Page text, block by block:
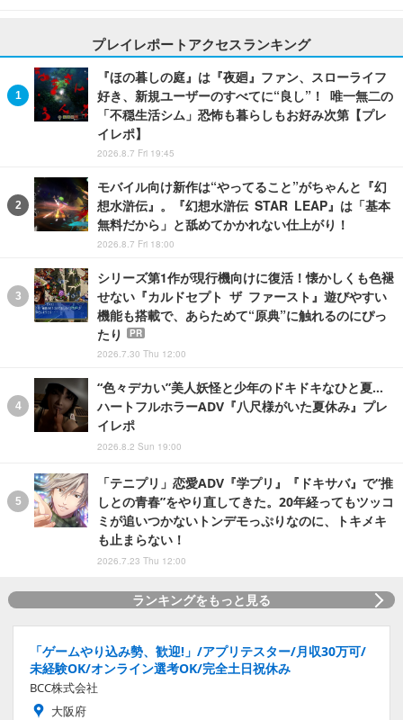
プレイレポートアクセスランキング
『ほの暮しの庭』は『夜廻』ファン、スローライフ
好き、新規ユーザーのすべてに“良し”！ 唯一無二の
「不穏生活シム」恐怖も暮らしもお好み次第【プレ
イレポ】
2026.8.7 Fri 19:45
モバイル向け新作は“やってること”がちゃんと『幻
想水滸伝』。『幻想水滸伝 STAR LEAP』は「基本
無料だから」と舐めてかかれない仕上がり！
2026.8.7 Fri 18:00
シリーズ第1作が現行機向けに復活！懐かしくも色褪
せない『カルドセプト ザ ファースト』遊びやすい
機能も搭載で、あらためて“原典”に触れるのにぴっ
たり
PR
2026.7.30 Thu 12:00
“色々デカい”美人妖怪と少年のドキドキなひと夏…
ハートフルホラーADV『八尺様がいた夏休み』プレ
イレポ
2026.8.2 Sun 19:00
「テニプリ」恋愛ADV『学プリ』『ドキサバ』で“推
しとの青春”をやり直してきた。20年経ってもツッコ
ミが追いつかないトンデモっぷりなのに、トキメキ
も止まらない！
2026.7.23 Thu 12:00
ランキングをもっと見る
「ゲームやり込み勢、歓迎!」/アプリテスター/月収30万可/
未経験OK/オンライン選考OK/完全土日祝休み
BCC株式会社
大阪府